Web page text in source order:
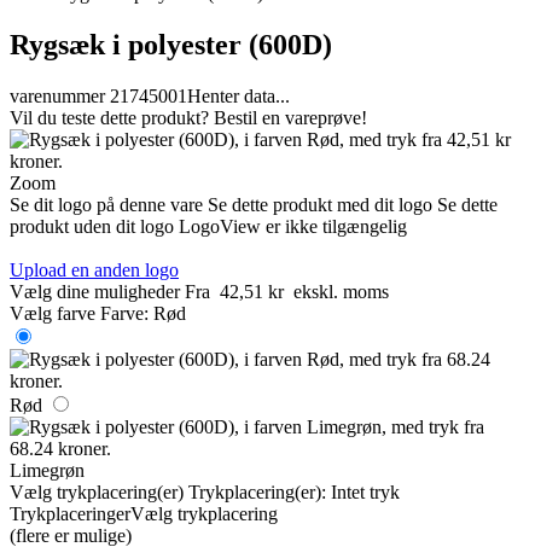
Rygsæk i polyester (600D)
varenummer 21745001Henter data...
Vil du teste dette produkt? Bestil en vareprøve!
Zoom
Se dit logo på denne vare Se dette produkt med dit logo Se dette
produkt uden dit logo LogoView er ikke tilgængelig
Upload en anden logo
Vælg dine muligheder Fra 42,51 kr ekskl. moms
Vælg farve Farve: Rød
Rød
Limegrøn
Vælg trykplacering(er) Trykplacering(er): Intet tryk
TrykplaceringerVælg trykplacering
(flere er mulige)